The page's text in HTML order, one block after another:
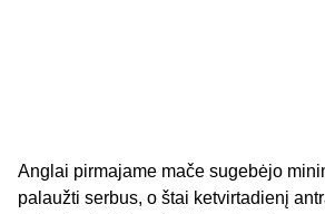
Anglai pirmajame mače sugebėjo
palaužti serbus, o štai ketvirtadienį